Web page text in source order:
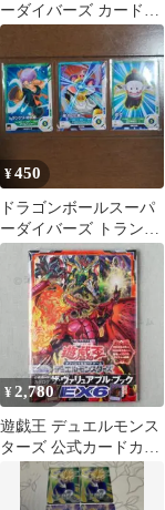
ーダイバーズ カード3
枚セット
¥450
ドラゴンボールスーパ
ーダイバーズ トランク
ス:幼年期 N AP-006
¥2,780
遊戯王 デュエルモンス
ターズ 公式カードカタ
ログ EX6 OCG 未開封
新品